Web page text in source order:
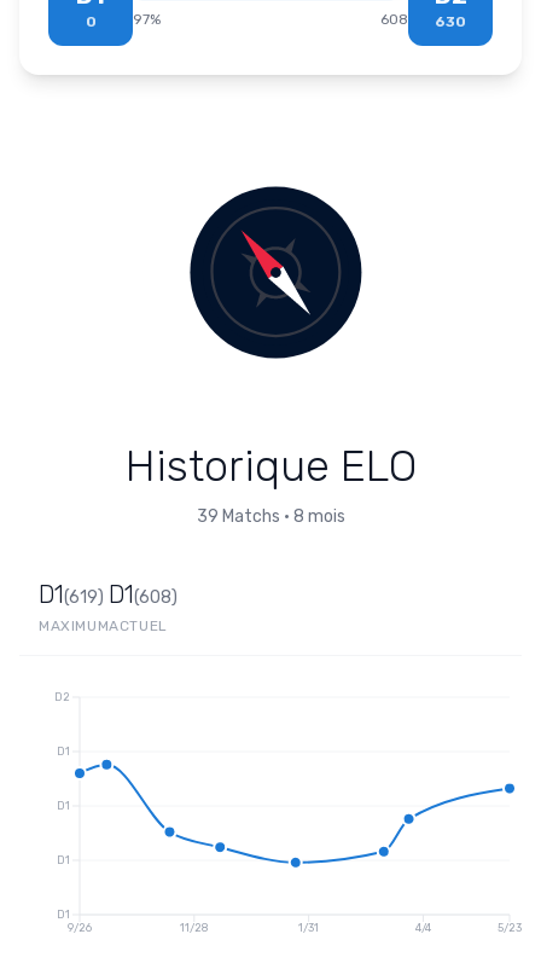
0 97% 608 630
Historique ELO
39 Matchs • 8 mois
D1(619)
MAXIMUM
D1(608)
ACTUEL
9/26 11/28 1/31 4/4 5/23
D1
D1
D1
D1
D2